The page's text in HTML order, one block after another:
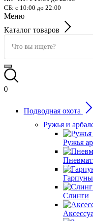
СБ: с 10:00 до 22:00
Меню
Каталог товаров
0
Подводная охота
Ружья и
Ружья
Гарпуны
Слинги